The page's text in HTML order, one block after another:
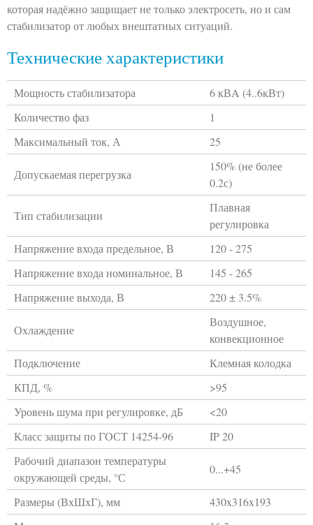
которая надёжно защищает не только электросеть, но и сам
стабилизатор от любых внештатных ситуаций.
Технические характеристики
Мощность стабилизатора
6 кВA (4..6кВт)
Количество фаз
1
Максимальный ток, А
25
Допускаемая перегрузка
150% (не более
0.2с)
Тип стабилизации
Плавная
регулировка
Напряжение входа предельное, В
120 - 275
Напряжение входа номинальное, В
145 - 265
Напряжение выхода, В
220 ± 3.5%
Охлаждение
Воздушное,
конвекционное
Подключение
Клемная колодка
КПД, %
>95
Уровень шума при регулировке, дБ
<20
Класс защиты по ГОСТ 14254-96
IP 20
Рабочий диапазон температуры
окружающей среды, °С
0...+45
Размеры (ВхШхГ), мм
430x316x193